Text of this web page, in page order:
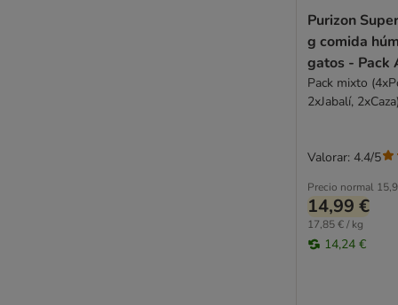
Purizon
g comida
gatos - Pack
Pack mixto
2xJabalí, 2xCaza)
Precio normal
14,99 €
17,85 € / kg
14,24 €
Valorar: 4.4/5